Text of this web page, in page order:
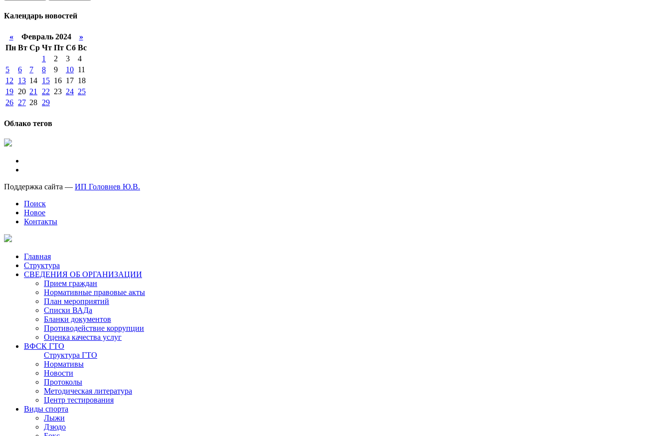
Календарь новостей
«Февраль 2024 »
Пн Вт Ср Чт Пт Сб Вс
1
2 3
4
5
6 7 8 9 10 11
12
13 14 15 16 17 18
19 20 21 22 23 24 25
26 27 28 29
Облако тегов
Поддержка сайта — ИП Головнев Ю.В.
Поиск
Новое
Контакты
Главная
Структура
СВЕДЕНИЯ ОБ ОРГАНИЗАЦИИ
Прием граждан
Нормативные правовые акты
План мероприятий
Списки ВАДа
Бланки документов
Противодействие коррупции
Оценка качества услуг
ВФСК ГТО
Структура ГТО
Нормативы
Новости
Протоколы
Методическая литература
Центр тестирования
Виды спорта
Лыжи
Дзюдо